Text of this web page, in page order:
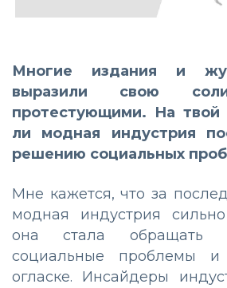
Многие издания и
выразили свою
протестующими. На твой
ли модная индустрия
решению социальных
Мне кажется, что за
модная индустрия
она стала обращать
социальные проблемы и
огласке. Инсайдеры